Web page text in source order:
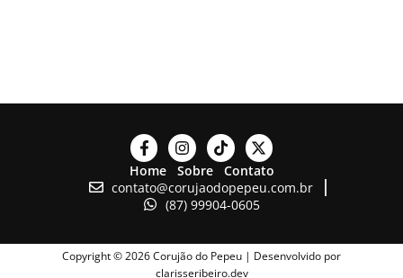
Home Sobre
Contato
contato@corujaodopepeu.com.br
(87) 99904-0605
Copyright © 2026 Corujão do Pepeu | Desenvolvido por
clarisseribeiro.dev